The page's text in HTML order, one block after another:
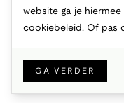
Cookies
website ga je
cookiebeleid. Of pas
GA VERDER